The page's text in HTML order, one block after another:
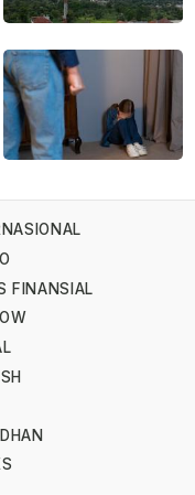
FINANSIAL